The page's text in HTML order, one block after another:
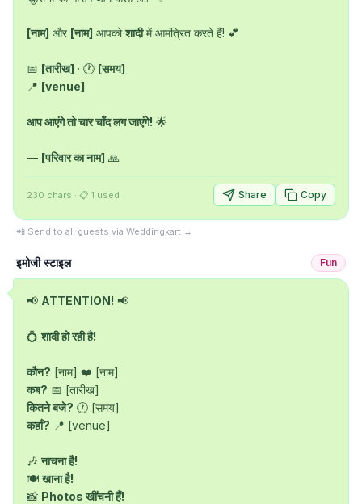
[नाम] और [नाम] आपको शादी में आमंत्रित करते हैं! 💕
📅 [तारीख] · 🕐 [समय]
📍 [venue]
आप आएंगे तो चार चाँद लग जाएंगे! 🌟
— [परिवार का नाम] 🙏
230 chars · 📋 1 used Share Copy
📲 Send to all guests via Weddingkart →
इमोजी स्टाइल Fun
📢 ATTENTION! 📢
💍 शादी हो रही है!
कौन?
कब?
कितने बजे?
कहाँ? 📍 [venue]
🎶 नाचना है!
🍽️ खाना है!
📸 Photos खींचनी हैं!